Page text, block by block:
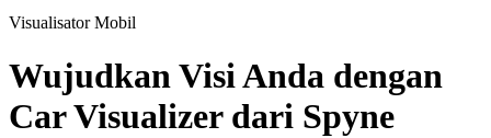
Visualisator Mobil
Wujudkan Visi Anda dengan
Car Visualizer dari Spyne